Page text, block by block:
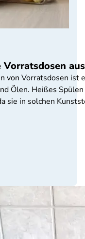
von Vorratsdosen
Ölen. Heißes
sie in solchen